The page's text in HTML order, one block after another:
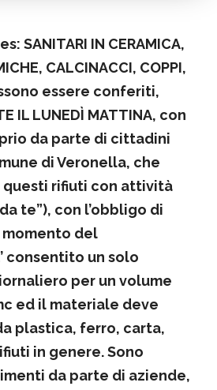
SANITARI IN CERAMICA,
CALCINACCI, COPPI,
essere conferiti,
IL LUNEDÌ MATTINA, con
da parte di cittadini
di Veronella, che
questi rifiuti con attività
te”), con l’obbligo di
del
consentito un solo
per un volume
ed il materiale deve
plastica, ferro, carta,
in genere. Sono
da parte di aziende,